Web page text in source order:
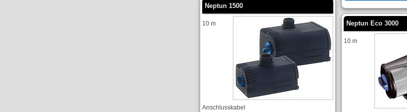
Neptun 1500
10 m
Anschlusskabel
Neptun Eco 3000
10 m